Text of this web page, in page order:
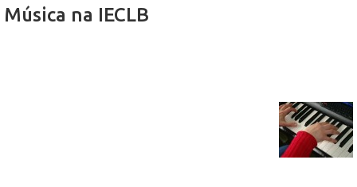
Música na IECLB